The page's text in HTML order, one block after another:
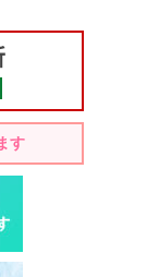
す